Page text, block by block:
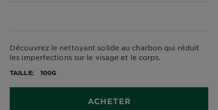
Garnier x
Gisele
Bündchen
Découvrez le nettoyant solide au charbon qui réduit
les imperfections sur le visage et le corps.
TAILLE 100G
ACHETER